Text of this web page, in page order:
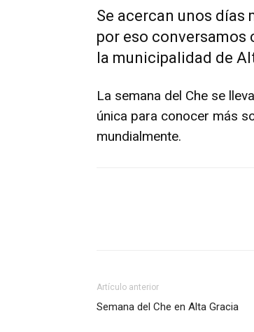
Se acercan unos días
por eso conversamos
la municipalidad de
La semana del Che se
única para conocer más
mundialmente.
Artículo anterior
Semana del Che en Alta Gracia